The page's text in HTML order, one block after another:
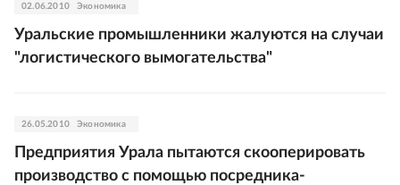
02.06.2010 Экономика
Уральские промышленники жалуются на случаи
"логистического вымогательства"
26.05.2010 Экономика
Предприятия Урала пытаются скооперировать
производство с помощью посредника-